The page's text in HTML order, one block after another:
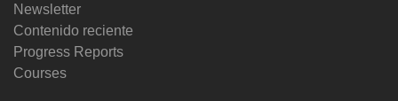
Newsletter
Contenido reciente
Progress Reports
Courses